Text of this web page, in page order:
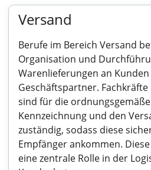
Versand
Berufe im Bereich Versand
Organisation und
Warenlieferungen an
Geschäftspartner.
sind für die
Kennzeichnung und den
zuständig, sodass diese
Empfänger ankommen.
eine zentrale Rolle in der